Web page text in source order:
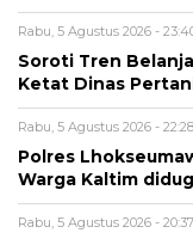
Rabu, 5 Agustus 2026 -
Soroti Tren
Ketat Dinas
Rabu, 5 Agustus 2026 -
Polres
Warga Kaltim
Rabu, 5 Agustus 2026 -